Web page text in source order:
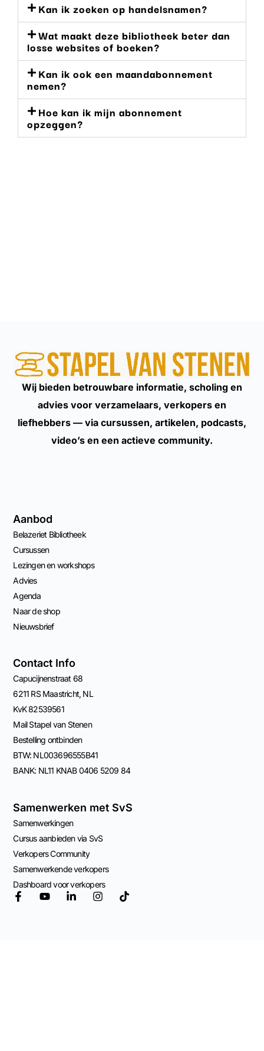
Kan ik zoeken op handelsnamen?
Wat maakt deze bibliotheek beter dan
losse websites of boeken?
Kan ik ook een maandabonnement
nemen?
Hoe kan ik mijn abonnement
opzeggen?
Wij bieden betrouwbare informatie, scholing en
advies voor verzamelaars, verkopers en
liefhebbers — via cursussen, artikelen, podcasts,
video’s en een actieve community.
Aanbod
Belazeriet Bibliotheek
Cursussen
Lezingen en workshops
Advies
Agenda
Naar de shop
Nieuwsbrief
Contact Info
Capucijnenstraat 68
6211 RS Maastricht, NL
KvK 82539561
Mail Stapel van Stenen
Bestelling ontbinden
BTW: NL003696555B41
BANK: NL11 KNAB 0406 5209 84
Samenwerken met SvS
Samenwerkingen
Cursus aanbieden via SvS
Verkopers Community
Samenwerkende verkopers
Dashboard voor verkopers